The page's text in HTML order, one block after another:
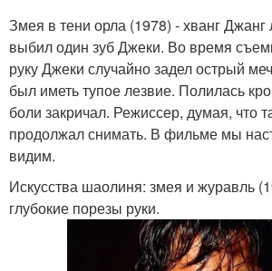
Змея в тени орла (1978) - хванг Джанг
выбил один зуб Джеки. Во время
руку Джеки случайно задел острый
был иметь тупое лезвие. Полилась
боли закричал. Режиссер, думая, что
продолжал снимать. В фильме мы
видим.
Искусства шаолиня: змея и журавль
глубокие порезы руки.